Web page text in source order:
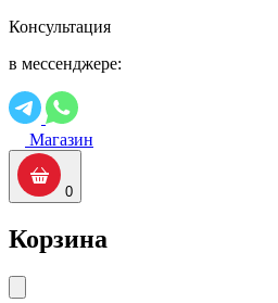
Консультация
в мессенджере:
Магазин
0
Корзина